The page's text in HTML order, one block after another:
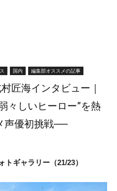
国内 編集部オススメの記事
村匠海インタビュー｜
々しいヒーロー”を熱
声優初挑戦──
トギャラリー（21/23）